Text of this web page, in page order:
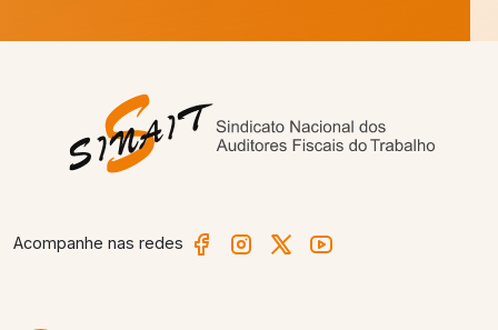
Acompanhe nas redes